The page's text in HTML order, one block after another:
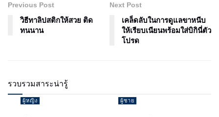
Previous Post
วิธีทาลิปสติกให้สวย ติด
ทนนาน
Next Post
เคล็ดลับในการดูแลขาหนีบ
ให้เรียบเนียนพร้อมใส่บิกินี่ตัว
โปรด
รวบรวมสาระน่ารู้
ผู้หญิง ผู้ชาย